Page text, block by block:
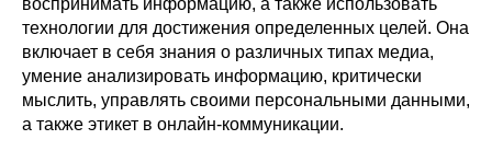
воспринимать информацию, а также использовать
технологии для достижения определенных целей. Она
включает в себя знания о различных типах медиа,
умение анализировать информацию, критически
мыслить, управлять своими персональными данными,
а также этикет в онлайн-коммуникации.